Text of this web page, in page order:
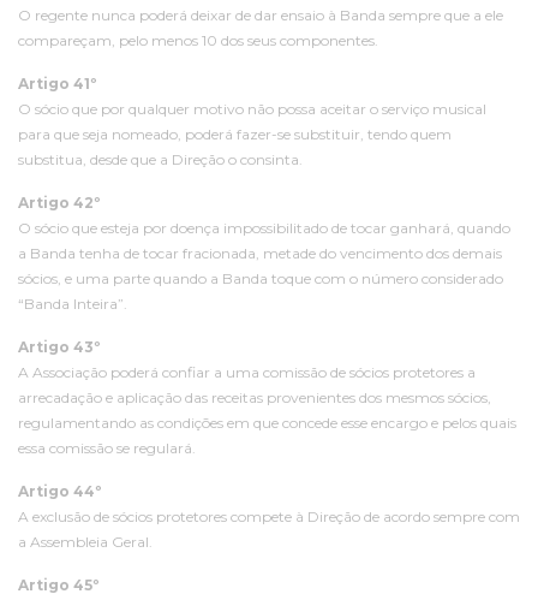
O regente nunca poderá deixar de dar ensaio à Banda sempre que a ele
compareçam, pelo menos 10 dos seus componentes.
Artigo 41º
O sócio que por qualquer motivo não possa aceitar o serviço musical
para que seja nomeado, poderá fazer-se substituir, tendo quem
substitua, desde que a Direção o consinta.
Artigo 42º
O sócio que esteja por doença impossibilitado de tocar ganhará, quando
a Banda tenha de tocar fracionada, metade do vencimento dos demais
sócios, e uma parte quando a Banda toque com o número considerado
“Banda Inteira”.
Artigo 43º
A Associação poderá confiar a uma comissão de sócios protetores a
arrecadação e aplicação das receitas provenientes dos mesmos sócios,
regulamentando as condições em que concede esse encargo e pelos quais
essa comissão se regulará.
Artigo 44º
A exclusão de sócios protetores compete à Direção de acordo sempre com
a Assembleia Geral.
Artigo 45º